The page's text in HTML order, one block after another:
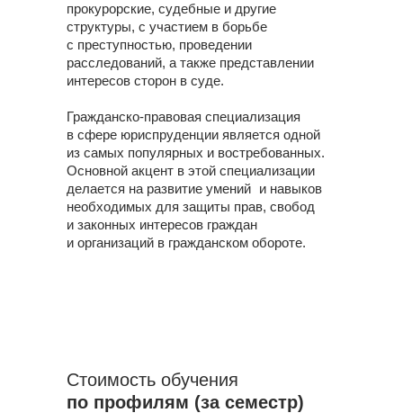
прокурорские, судебные и другие
структуры, с участием в борьбе
с преступностью, проведении
расследований, а также представлении
интересов сторон в суде.
Гражданско-правовая специализация
в сфере юриспруденции является одной
из самых популярных и востребованных.
Основной акцент в этой специализации
делается на развитие умений и навыков
необходимых для защиты прав, свобод
и законных интересов граждан
и организаций в гражданском обороте.
Стоимость обучения
по профилям (за семестр)